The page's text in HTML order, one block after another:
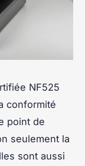
NF525
conformité
point de
seulement la
sont aussi